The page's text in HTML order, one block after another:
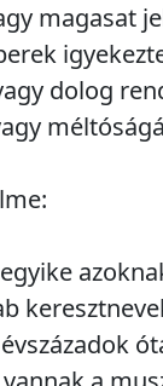
magasat
dolog